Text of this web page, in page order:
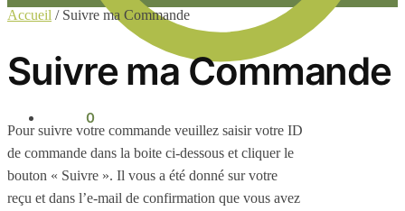
0
Accueil / Suivre ma Commande
Suivre ma Commande
Pour suivre votre commande veuillez saisir votre ID
de commande dans la boite ci-dessous et cliquer le
bouton « Suivre ». Il vous a été donné sur votre
reçu et dans l’e-mail de confirmation que vous avez